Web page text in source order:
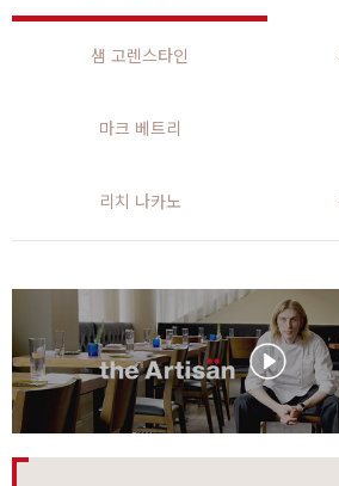
샘 고렌스타인
마크 베트리
리치 나카노